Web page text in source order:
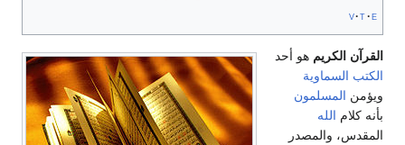
v t e
القرآن الكريم هو أحد
الكتب السماوية
ويؤمن المسلمون
بأنه كلام الله
المقدس، والمصدر